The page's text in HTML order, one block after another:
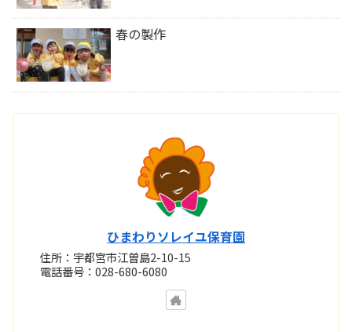
春の製作
ひまわりソレイユ保育園
住所：宇都宮市江曽島2-10-15
電話番号：028-680-6080